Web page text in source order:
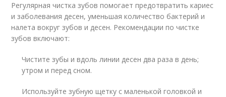
Регулярная чистка зубов помогает предотвратить кариес
и заболевания десен, уменьшая количество бактерий и
налета вокруг зубов и десен. Рекомендации по чистке
зубов включают:
Чистите зубы и вдоль линии десен два раза в день;
утром и перед сном.
Используйте зубную щетку с маленькой головкой и